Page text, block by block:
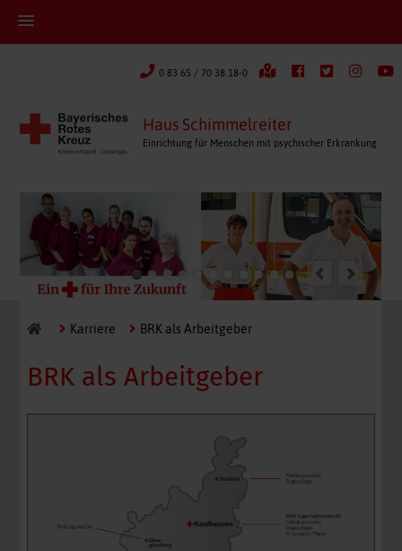
0 83 65 / 70 38 18-0
Haus Schimmelreiter
Einrichtung für Menschen mit psychischer Erkrankung
Karriere BRK als Arbeitgeber
BRK als Arbeitgeber